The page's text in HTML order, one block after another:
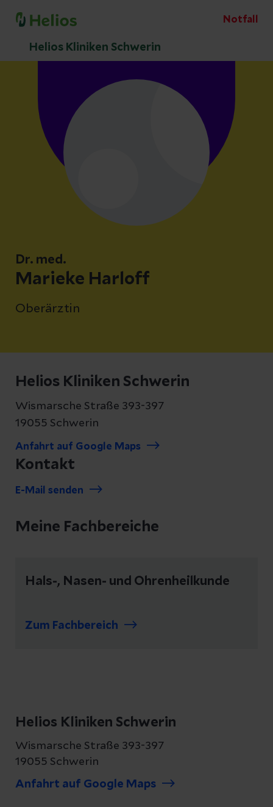
Notfall
Helios Kliniken Schwerin
Dr. med.
Marieke Harloff
Oberärztin
Helios Kliniken Schwerin
Wismarsche Straße 393-397
19055 Schwerin
Anfahrt auf Google Maps
Kontakt
E-Mail senden
Meine Fachbereiche
Hals-, Nasen- und Ohrenheilkunde
Zum Fachbereich
Helios Kliniken Schwerin
Wismarsche Straße 393-397
19055 Schwerin
Anfahrt auf Google Maps